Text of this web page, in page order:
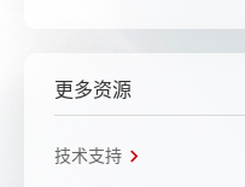
更多资源
技术支持